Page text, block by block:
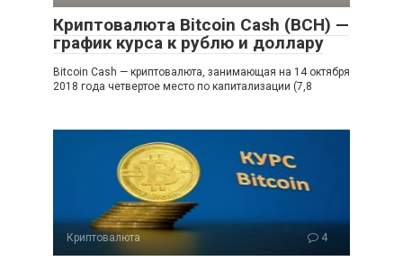
Криптовалюта Bitcoin Cash (BCH) —
график курса к рублю и доллару
Bitcoin Cash — криптовалюта, занимающая на 14 октября
2018 года четвертое место по капитализации (7,8
Криптовалюта 4